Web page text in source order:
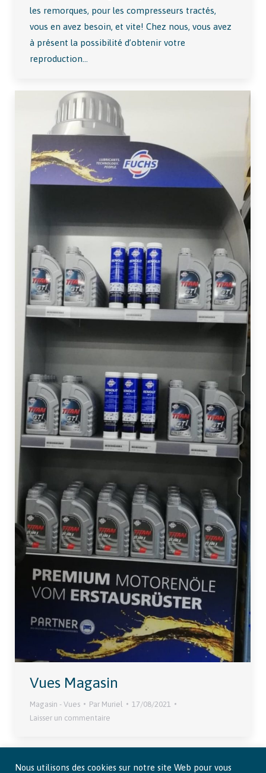
les remorques, pour les compresseurs tractés,
vous en avez besoin, et vite! Chez nous, vous avez
à présent la possibilité d’obtenir votre
reproduction…
Vues Magasin
Magasin - Vues Par Muriel
17/08/2021
Laisser un commentaire
Nous utilisons des cookies sur notre site Web pour vous